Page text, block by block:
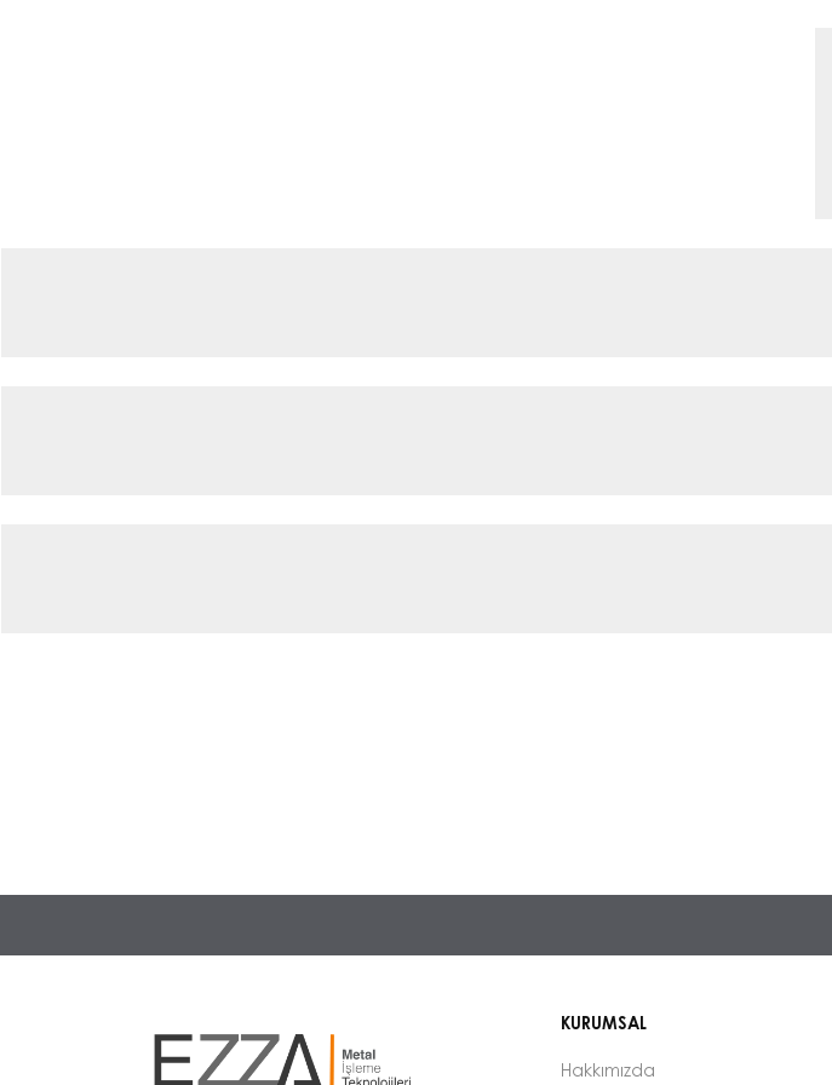
KURUMSAL
Hakkımızda